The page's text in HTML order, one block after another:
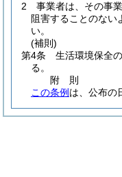
2
事業者は、その事
阻害することのない
い。
(補則)
第4条
生活環境保全
る。
附 則
この条例 は、公布の